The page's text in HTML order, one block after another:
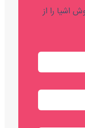
اشیا را از